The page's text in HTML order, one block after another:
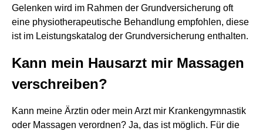
Gelenken wird im Rahmen der Grundversicherung oft
eine physiotherapeutische Behandlung empfohlen, diese
ist im Leistungskatalog der Grundversicherung enthalten.
Kann mein Hausarzt mir Massagen
verschreiben?
Kann meine Ärztin oder mein Arzt mir Krankengymnastik
oder Massagen verordnen? Ja, das ist möglich. Für die